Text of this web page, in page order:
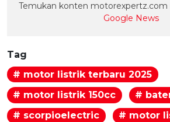
Temukan konten motorexpertz.com
Google News
Tag
# motor listrik terbaru 2025
# motor listrik 150cc
#
# scorpioelectric
# motor